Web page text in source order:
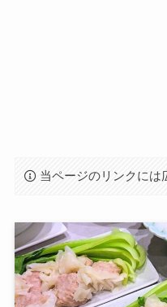
当ページのリンクには